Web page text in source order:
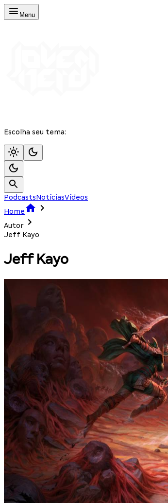
Menu
Escolha seu tema:
PodcastsNotíciasVídeos
Home
Autor
Jeff Kayo
Jeff Kayo